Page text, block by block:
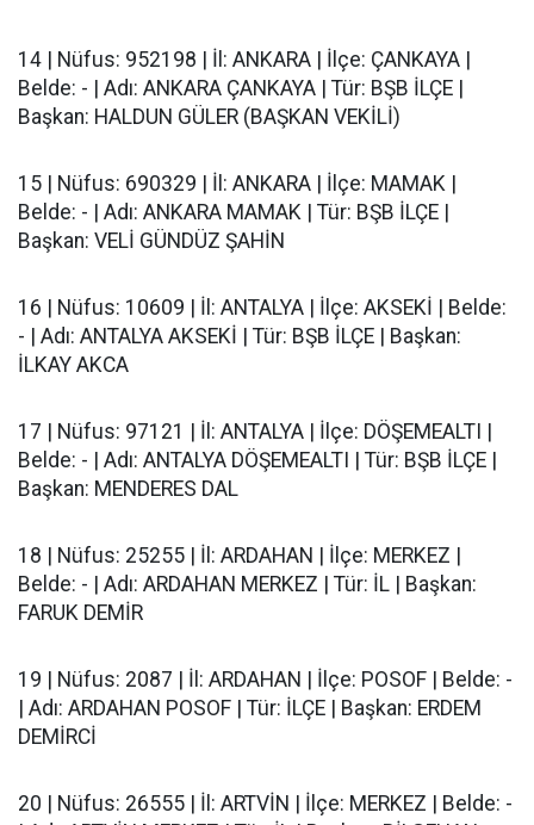
14 | Nüfus: 952198 | İl: ANKARA | İlçe: ÇANKAYA |
Belde: - | Adı: ANKARA ÇANKAYA | Tür: BŞB İLÇE |
Başkan: HALDUN GÜLER (BAŞKAN VEKİLİ)
15 | Nüfus: 690329 | İl: ANKARA | İlçe: MAMAK |
Belde: - | Adı: ANKARA MAMAK | Tür: BŞB İLÇE |
Başkan: VELİ GÜNDÜZ ŞAHİN
16 | Nüfus: 10609 | İl: ANTALYA | İlçe: AKSEKİ | Belde:
- | Adı: ANTALYA AKSEKİ | Tür: BŞB İLÇE | Başkan:
İLKAY AKCA
17 | Nüfus: 97121 | İl: ANTALYA | İlçe: DÖŞEMEALTI |
Belde: - | Adı: ANTALYA DÖŞEMEALTI | Tür: BŞB İLÇE |
Başkan: MENDERES DAL
18 | Nüfus: 25255 | İl: ARDAHAN | İlçe: MERKEZ |
Belde: - | Adı: ARDAHAN MERKEZ | Tür: İL | Başkan:
FARUK DEMİR
19 | Nüfus: 2087 | İl: ARDAHAN | İlçe: POSOF | Belde: -
| Adı: ARDAHAN POSOF | Tür: İLÇE | Başkan: ERDEM
DEMİRCİ
20 | Nüfus: 26555 | İl: ARTVİN | İlçe: MERKEZ | Belde: -